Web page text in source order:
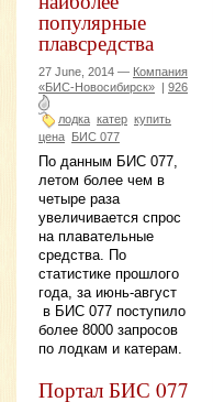
популярные
плавсредства
27 June, 2014 — Компания
«БИС-Новосибирск» | 926
лодка катер купить
цена БИС 077
По данным БИС 077,
летом более чем в
четыре раза
увеличивается спрос
на плавательные
средства. По
статистике прошлого
года, за июнь-август
в БИС 077 поступило
более 8000 запросов
по лодкам и катерам.
Портал БИС 077